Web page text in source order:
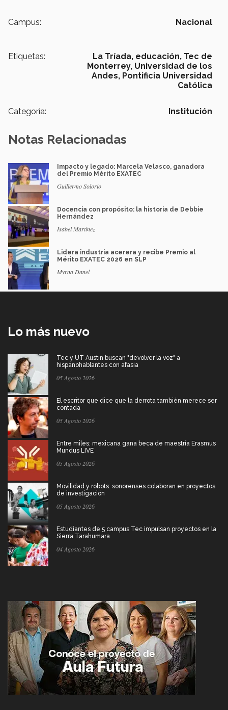
Campus: Nacional
Etiquetas: La Tríada, educación, Tec de
Monterrey, Universidad de los
Andes, Pontificia Universidad
Católica
Categoría: Institución
Notas Relacionadas
Impacto y legado: Marcela Velasco, ganadora
del Premio Mérito EXATEC
Guillermo Solorio
Docencia con propósito: la historia de Debbie
Hernández
Isabel Martínez
Lidera industria acerera y recibe Premio al
Mérito EXATEC 2026 en SLP
Myrna Danel
Lo más nuevo
Tec y UT Austin buscan "devolver la voz" a
hispanohablantes con afasia
05 Agosto 2026
El escritor que dice que la derrota también merece ser
contada
05 Agosto 2026
Entre miles: mexicana gana beca de maestría Erasmus
Mundus LIVE
05 Agosto 2026
Movilidad y robots: sonorenses colaboran en proyectos
de investigación
05 Agosto 2026
Estudiantes de 5 campus Tec impulsan proyectos en la
Sierra Tarahumara
04 Agosto 2026